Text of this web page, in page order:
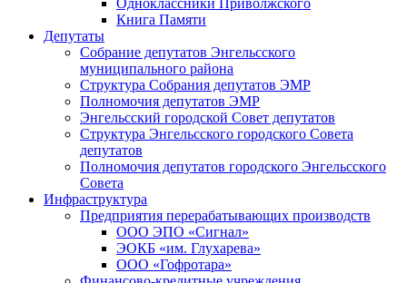
Одноклассники Приволжского
Книга Памяти
Депутаты
Собрание депутатов Энгельсского
муниципального района
Структура Собрания депутатов ЭМР
Полномочия депутатов ЭМР
Энгельсский городской Совет депутатов
Структура Энгельсского городского Совета
депутатов
Полномочия депутатов городского Энгельсского
Совета
Инфраструктура
Предприятия перерабатывающих производств
ООО ЭПО «Сигнал»
ЭОКБ «им. Глухарева»
ООО «Гофротара»